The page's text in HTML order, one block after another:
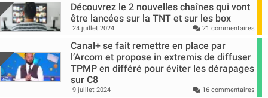
Découvrez le 2 nouvelles chaînes qui vont
être lancées sur la TNT et sur les box
24 juillet 2024 21 commentaires
Canal+ se fait remettre en place par
l’Arcom et propose in extremis de diffuser
TPMP en différé pour éviter les dérapages
sur C8
9 juillet 2024 16 commentaires